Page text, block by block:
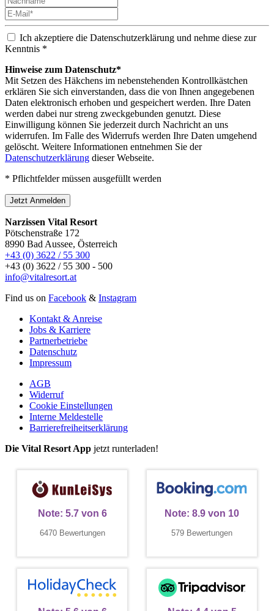
Ich akzeptiere die Datenschutzerklärung und nehme diese zur
Kenntnis *
Hinweise zum Datenschutz*
Mit Setzen des Häkchens im nebenstehenden Kontrollkästchen
erklären Sie sich einverstanden, dass die von Ihnen angegebenen
Daten elektronisch erhoben und gespeichert werden. Ihre Daten
werden dabei nur streng zweckgebunden genutzt. Diese
Einwilligung können Sie jederzeit durch Nachricht an uns
widerrufen. Im Falle des Widerrufs werden Ihre Daten umgehend
gelöscht. Weitere Informationen entnehmen Sie der
Datenschutzerklärung dieser Webseite.
* Pflichtfelder müssen ausgefüllt werden
Jetzt Anmelden
Narzissen Vital Resort
Pötschenstraße 172
8990 Bad Aussee, Österreich
+43 (0) 3622 / 55 300
+43 (0) 3622 / 55 300 - 500
info@vitalresort.at
Find us on Facebook & Instagram
Kontakt & Anreise
Jobs & Karriere
Partnerbetriebe
Datenschutz
Impressum
AGB
Widerruf
Cookie Einstellungen
Interne Meldestelle
Barrierefreiheitserklärung
Die Vital Resort App jetzt runterladen!
Note: 5.7 von 6
6470 Bewertungen
Note: 8.9 von 10
579 Bewertungen